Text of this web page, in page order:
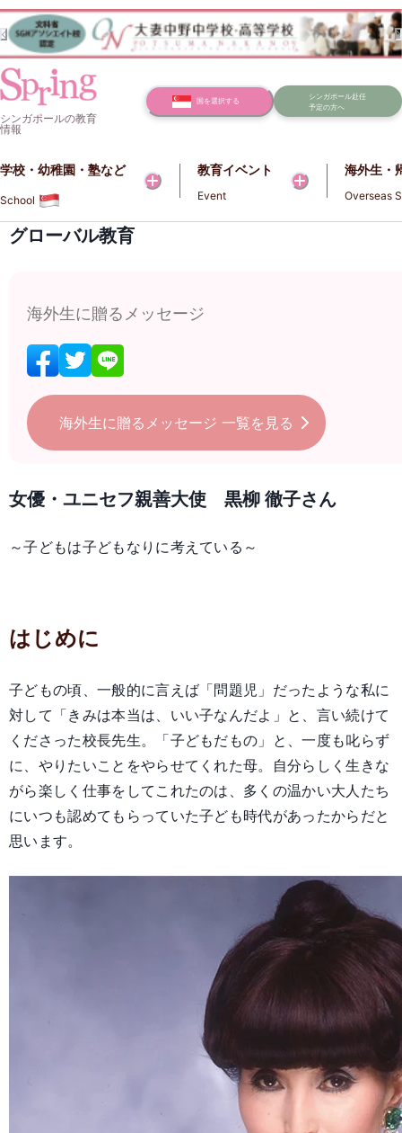
シンガポールの教育
情報
国を選択する
シンガポール赴任
予定の方へ
学校・幼稚園・塾など​​
School
教育イベント
Event
海外生・
Overseas
グローバル教育
海外生に贈るメッセージ
海外生に贈るメッセージ 一覧を見る
女優・ユニセフ親善大使 黒柳 徹子さん
～子どもは子どもなりに考えている～
はじめに
子どもの頃、一般的に言えば「問題児」だったような私に
対して「きみは本当は、いい子なんだよ」と、言い続けて
くださった校長先生。「子どもだもの」と、一度も叱らず
に、やりたいことをやらせてくれた母。自分らしく生きな
がら楽しく仕事をしてこれたのは、多くの温かい大人たち
にいつも認めてもらっていた子ども時代があったからだと
思います。